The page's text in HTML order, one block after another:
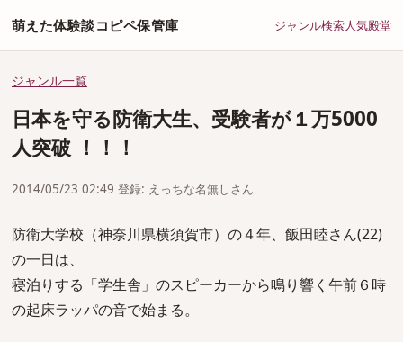
萌えた体験談コピペ保管庫 ジャンル検索人気殿堂
ジャンル一覧
日本を守る防衛大生、受験者が１万5000
人突破 ！！！
2014/05/23 02:49 登録: えっちな名無しさん
防衛大学校（神奈川県横須賀市）の４年、飯田睦さん(22)
の一日は、
寝泊りする「学生舎」のスピーカーから鳴り響く午前６時
の起床ラッパの音で始まる。